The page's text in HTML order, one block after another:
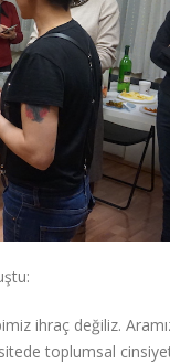
ihraç değiliz.
toplumsal cinsiyet